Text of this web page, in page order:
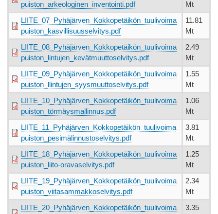
puiston_arkeologinen_inventointi.pdf
Mt
LIITE_07_Pyhäjärven_Kokkopetäikön_tuulivoima
puiston_kasvillisuusselvitys.pdf
11.81
Mt
LIITE_08_Pyhäjärven_Kokkopetäikön_tuulivoima
puiston_lintujen_kevätmuuttoselvitys.pdf
2.49
Mt
LIITE_09_Pyhäjärven_Kokkopetäikön_tuulivoima
puiston_llintujen_syysmuuttoselvitys.pdf
1.55
Mt
LIITE_10_Pyhäjärven_Kokkopetäikön_tuulivoima
puiston_törmäysmallinnus.pdf
1.06
Mt
LIITE_11_Pyhäjärven_Kokkopetäikön_tuulivoima
puiston_pesimälinnustoselvitys.pdf
3.81
Mt
LIITE_18_Pyhäjärven_Kokkopetäikön_tuulivoima
puiston_liito-oravaselvitys.pdf
1.25
Mt
LIITE_19_Pyhäjärven_Kokkopetäikön_tuulivoima
puiston_viitasammakkoselvitys.pdf
2.34
Mt
LIITE_20_Pyhäjärven_Kokkopetäikön_tuulivoima
3.35